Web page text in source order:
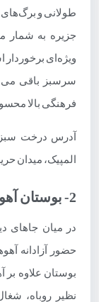
طولانی و
جزیره به شمار
ویژه‌ای
سرسبز باقی
فرهنگی بالا
آدرس درخت سبز
المپیک، میدان
2- بوستان آهوان در کیش
در میان جاهای
حضور آزادانه
بوستان علاوه بر
نظیر روباه،